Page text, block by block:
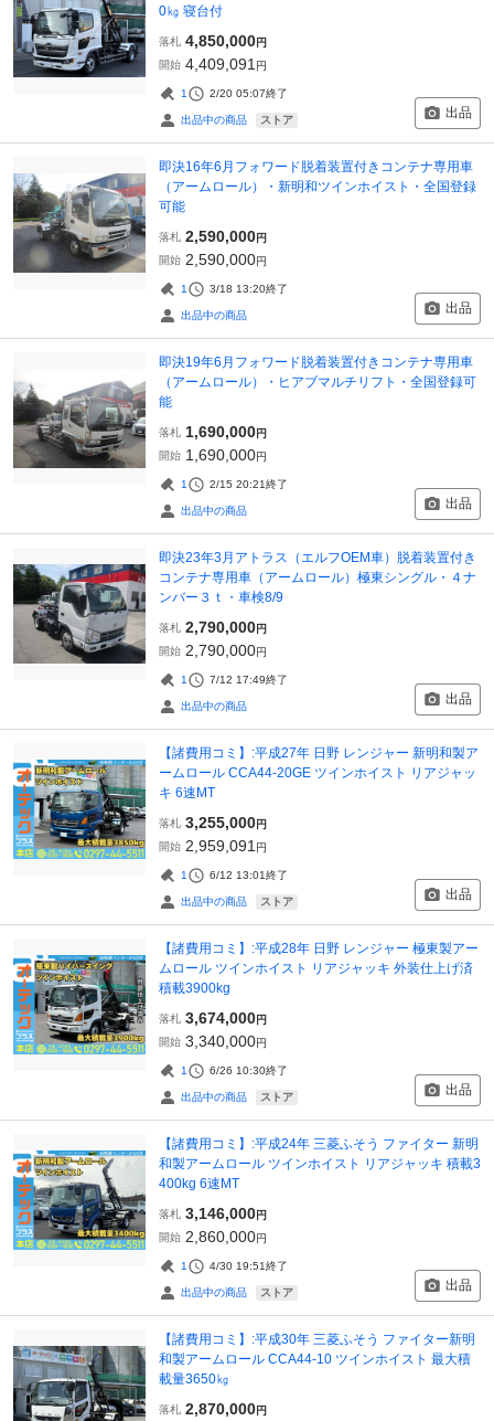
0㎏ 寝台付
落札 4,850,000円
開始 4,409,091 円
1 2/20 05:07終了
出品中の商品 ストア 出品
即決16年6月フォワード脱着装置付きコンテナ専用車
（アームロール）・新明和ツインホイスト・全国登録
可能
落札 2,590,000円
開始 2,590,000円
1 3/18 13:20終了
出品中の商品 出品
即決19年6月フォワード脱着装置付きコンテナ専用車
（アームロール）・ヒアブマルチリフト・全国登録可
能
落札 1,690,000円
開始 1,690,000円
1 2/15 20:21終了
出品中の商品 出品
即決23年3月アトラス（エルフOEM車）脱着装置付き
コンテナ専用車（アームロール）極東シングル・４ナ
ンバー３ｔ・車検8/9
落札 2,790,000円
開始 2,790,000円
1 7/12 17:49終了
出品中の商品 出品
【諸費用コミ】:平成27年 日野 レンジャー 新明和製ア
ームロール CCA44-20GE ツインホイスト リアジャッ
キ 6速MT
落札 3,255,000円
開始 2,959,091 円
1 6/12 13:01終了
出品中の商品 ストア 出品
【諸費用コミ】:平成28年 日野 レンジャー 極東製アー
ムロール ツインホイスト リアジャッキ 外装仕上げ済
積載3900kg
落札 3,674,000円
開始 3,340,000円
1 6/26 10:30終了
出品中の商品 ストア 出品
【諸費用コミ】:平成24年 三菱ふそう ファイター 新明
和製アームロール ツインホイスト リアジャッキ 積載3
400kg 6速MT
落札 3,146,000円
開始 2,860,000円
1 4/30 19:51終了
出品中の商品 ストア 出品
【諸費用コミ】:平成30年 三菱ふそう ファイター新明
和製アームロール CCA44-10 ツインホイスト 最大積
載量3650㎏
落札 2,870,000円